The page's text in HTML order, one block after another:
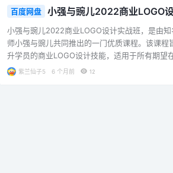
百度网盘 小强与豌儿2022商业LOGO
小强与豌儿2022商业LOGO设计实战班，是由知
师小强与豌儿共同推出的一门优质课程。该课程
升学员的商业LOGO设计技能，适用于所有期望
计领域提升技能的设计师和创意工作者。课程涵
紫兰仙子5 6 个月前 12